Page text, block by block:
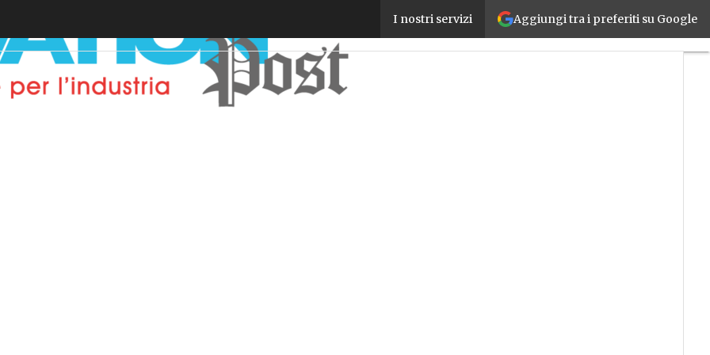
Aggiungi tra i preferiti su Google
I nostri servizi
RokLive Emea 2022, il nuovo evento che spiana